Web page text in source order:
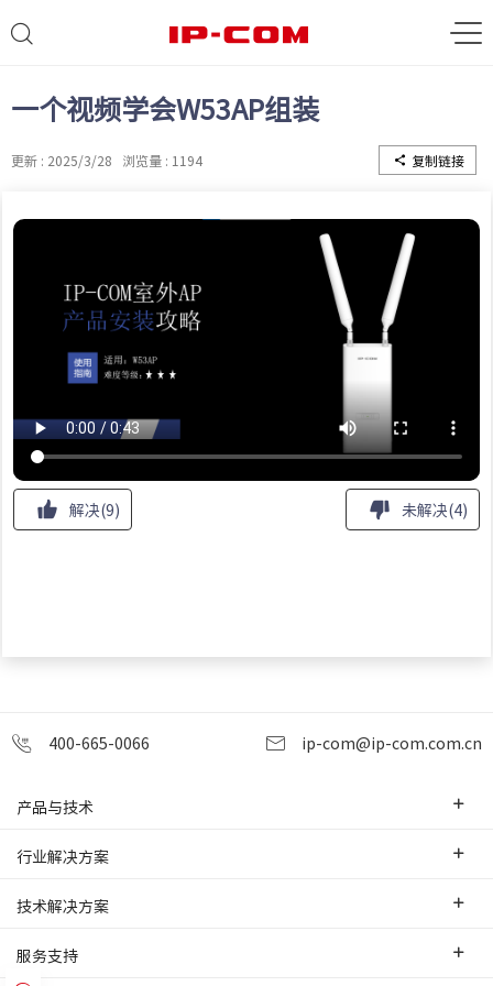
一个视频学会W53AP组装
更新 : 2025/3/28 浏览量 : 1194 复制链接
解决(9) 未解决(4)
400-665-0066 ip-com@ip-com.com.cn
产品与技术
企业级路由器
网桥
行业解决方案
中小企业
技术解决方案
SD-WAN互联
服务支持